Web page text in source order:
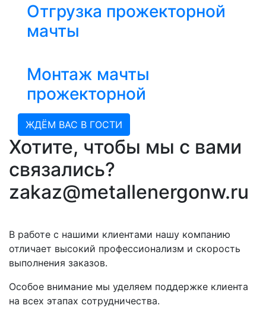
Отгрузка прожекторной
мачты
Монтаж мачты
прожекторной
ЖДЁМ ВАС В ГОСТИ
Хотите, чтобы мы с вами
связались?
zakaz@metallenergonw.ru
В работе с нашими клиентами нашу компанию
отличает высокий профессионализм и скорость
выполнения заказов.
Особое внимание мы уделяем поддержке клиента
на всех этапах сотрудничества.